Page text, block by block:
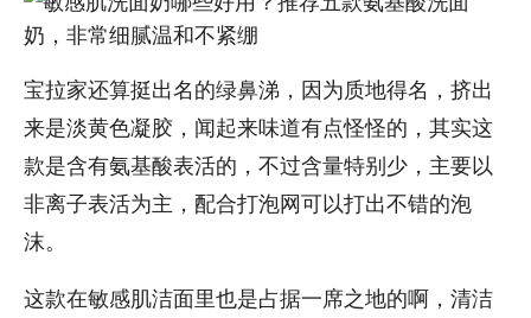
宝拉家还算挺出名的绿鼻涕，因为质地得名，挤出
来是淡黄色凝胶，闻起来味道有点怪怪的，其实这
款是含有氨基酸表活的，不过含量特别少，主要以
非离子表活为主，配合打泡网可以打出不错的泡
沫。
这款在敏感肌洁面里也是占据一席之地的啊，清洁